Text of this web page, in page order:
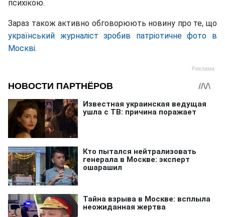
психікою.
Зараз також активно обговорюють новину про те, що
український журналіст зробив патріотичне фото в
Москві.